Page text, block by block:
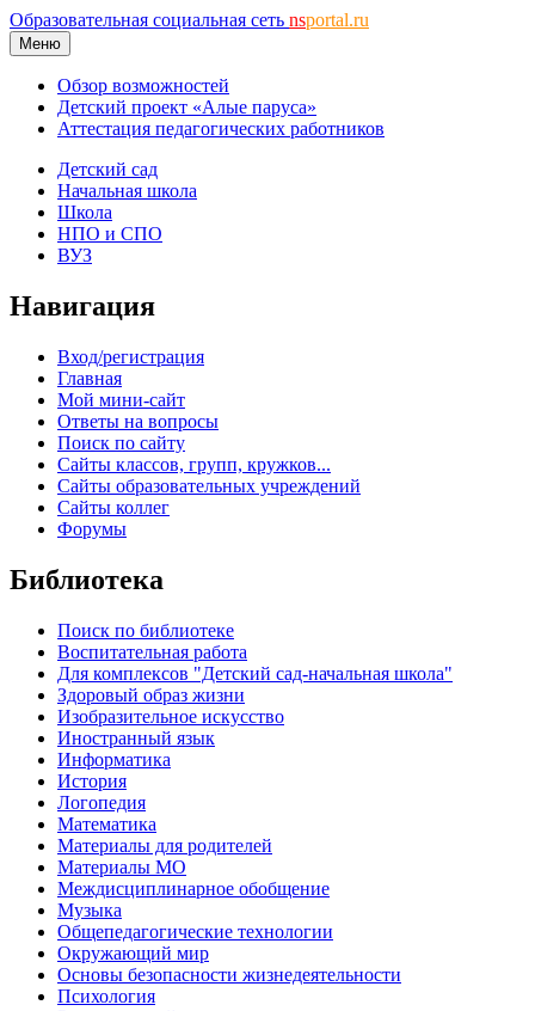
Образовательная социальная сеть nsportal.ru
Меню
Обзор возможностей
Детский проект «Алые паруса»
Аттестация педагогических работников
Детский сад
Начальная школа
Школа
НПО и СПО
ВУЗ
Навигация
Вход/регистрация
Главная
Мой мини-сайт
Ответы на вопросы
Поиск по сайту
Сайты классов, групп, кружков...
Сайты образовательных учреждений
Сайты коллег
Форумы
Библиотека
Поиск по библиотеке
Воспитательная работа
Для комплексов "Детский сад-начальная школа"
Здоровый образ жизни
Изобразительное искусство
Иностранный язык
Информатика
История
Логопедия
Математика
Материалы для родителей
Материалы МО
Междисциплинарное обобщение
Музыка
Общепедагогические технологии
Окружающий мир
Основы безопасности жизнедеятельности
Психология